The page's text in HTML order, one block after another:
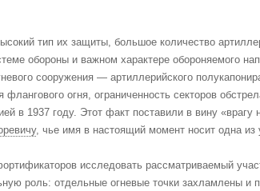
тип их защиты, большое количество
обороны и важном характере обороняемого
сооружения — артиллерийского
огня, ограниченность секторов
в 1937 году. Этот факт поставили в вину
, чье имя в настоящий момент носит одна из
исследовать рассматриваемый
роль: отдельные огневые точки захламлены и